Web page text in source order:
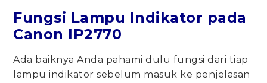
Fungsi Lampu Indikator pada
Canon IP2770
Ada baiknya Anda pahami dulu fungsi dari tiap
lampu indikator sebelum masuk ke penjelasan